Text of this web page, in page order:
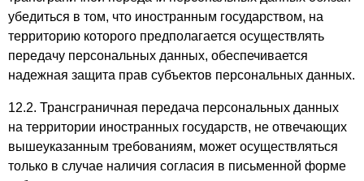
убедиться в том, что иностранным государством, на
территорию которого предполагается осуществлять
передачу персональных данных, обеспечивается
надежная защита прав субъектов персональных данных.
12.2. Трансграничная передача персональных данных
на территории иностранных государств, не отвечающих
вышеуказанным требованиям, может осуществляться
только в случае наличия согласия в письменной форме